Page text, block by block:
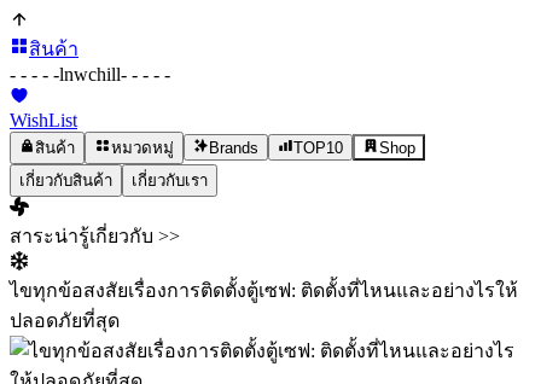
สินค้า
- - - - -lnwchill- - - - -
WishList
สินค้า หมวดหมู่ Brands TOP10
Shop
เกี่ยวกับสินค้า
เกี่ยวกับเรา
สาระน่ารู้เกี่ยวกับ >>
ไขทุกข้อสงสัยเรื่องการติดตั้งตู้เซฟ: ติดตั้งที่ไหนและอย่างไรให้
ปลอดภัยที่สุด